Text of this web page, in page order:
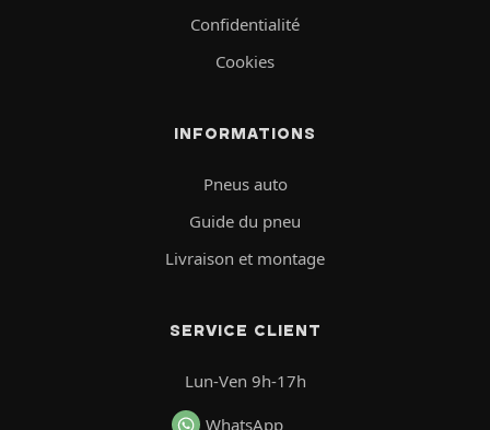
Confidentialité
Cookies
INFORMATIONS
Pneus auto
Guide du pneu
Livraison et montage
SERVICE CLIENT
Lun-Ven 9h-17h
WhatsApp